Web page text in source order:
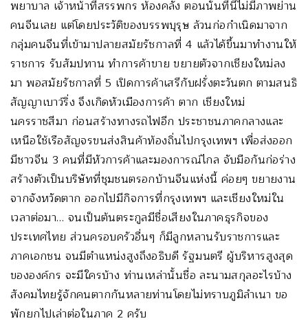
พยาบาล เจ้าหน้าที่สรรพกร ห้องคลัง ตอนนั้นที่นี่ไม่มีภาพย่าน
คนจีนเลย แต่โดยประวัติของบรรพบุรุษ ล้วนก่อกำเนิดมาจาก
กลุ่มคนจีนที่เข้ามาปลายสมัยรัชกาลที่ 4 แล้วได้ขึ้นมาทำงานให้
ราชการ รับสัมปทาน ทำการค้าขาย ขยายตัวจากเชียงใหม่ลง
มา พอสมัยรัชกาลที่ 5 เปิดการค้าเสรีกับฝรั่งตะวันตก ตามสนธิ
สัญญาเบาว์ริ่ง จึงเกิดหัวเมืองการค้า ตาก เชียงใหม่
นครราชสีมา ก่อนสร้างทางรถไฟอีก ประชาชนภาคกลางและ
เหนือใช้เรือสัญจรขนส่งสินค้าท้องถิ่นไปกรุงเทพฯ เพื่อส่งออก
มีชาวจีน 3 คนที่มีหัวการค้าและมองการณ์ไกล จับมือกันก่อร่าง
สร้างตัวเป็นบริษัทที่ชุมชนตรอกบ้านจีนแห่งนี้ ค่อยๆ ขยายงาน
จากจังหวัดตาก ออกไปมีกิจการที่กรุงเทพฯ และเชียงใหม่ใน
เวลาต่อมา… จนเป็นต้นตระกูลมีชื่อเสียงในภาคธุรกิจของ
ประเทศไทย ส่วนครอบครัวอื่นๆ ก็มีลูกหลานรับราชการและ
ภาคเอกชน จนมีตำแหน่งสูงถึงอธิบดี รัฐมนตรี ผู้บริหารสูงสุด
ขององค์กร จะมีใครบ้าง ท่านเหล่านั้นชื่อ ละนามสกุลอะไรบ้าง
สังคมไทยรู้จักคนตากกันหลายท่านโดยไม่ทราบภูมิลำเนา ขอ
พักยกไปเล่าต่อในภาค 2 ครับ